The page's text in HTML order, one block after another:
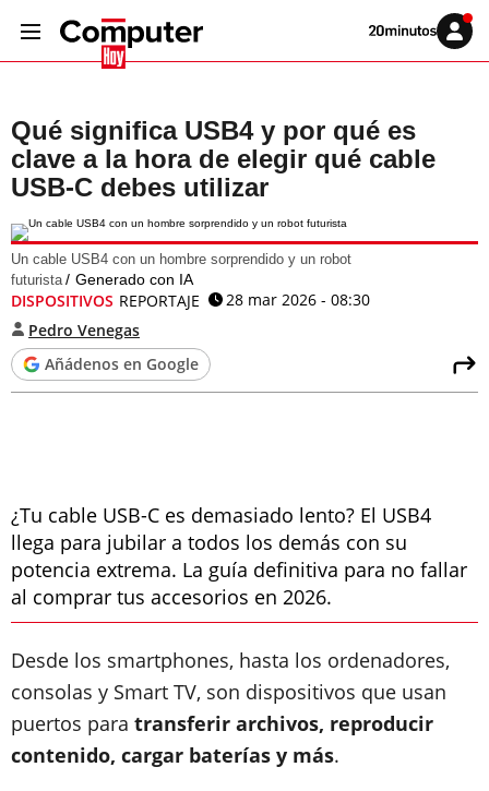
Volver
Iniciar
sesión
Qué significa USB4 y por qué es
clave a la hora de elegir qué cable
USB-C debes utilizar
Un cable USB4 con un hombre sorprendido y un robot
futurista
Generado con IA
DISPOSITIVOS REPORTAJE
28 mar 2026 - 08:30
Pedro Venegas
Añádenos en Google
¿Tu cable USB-C es demasiado lento? El USB4
llega para jubilar a todos los demás con su
potencia extrema. La guía definitiva para no fallar
al comprar tus accesorios en 2026.
Desde los smartphones, hasta los ordenadores,
consolas y Smart TV, son dispositivos que usan
puertos para transferir archivos, reproducir
contenido, cargar baterías y más.